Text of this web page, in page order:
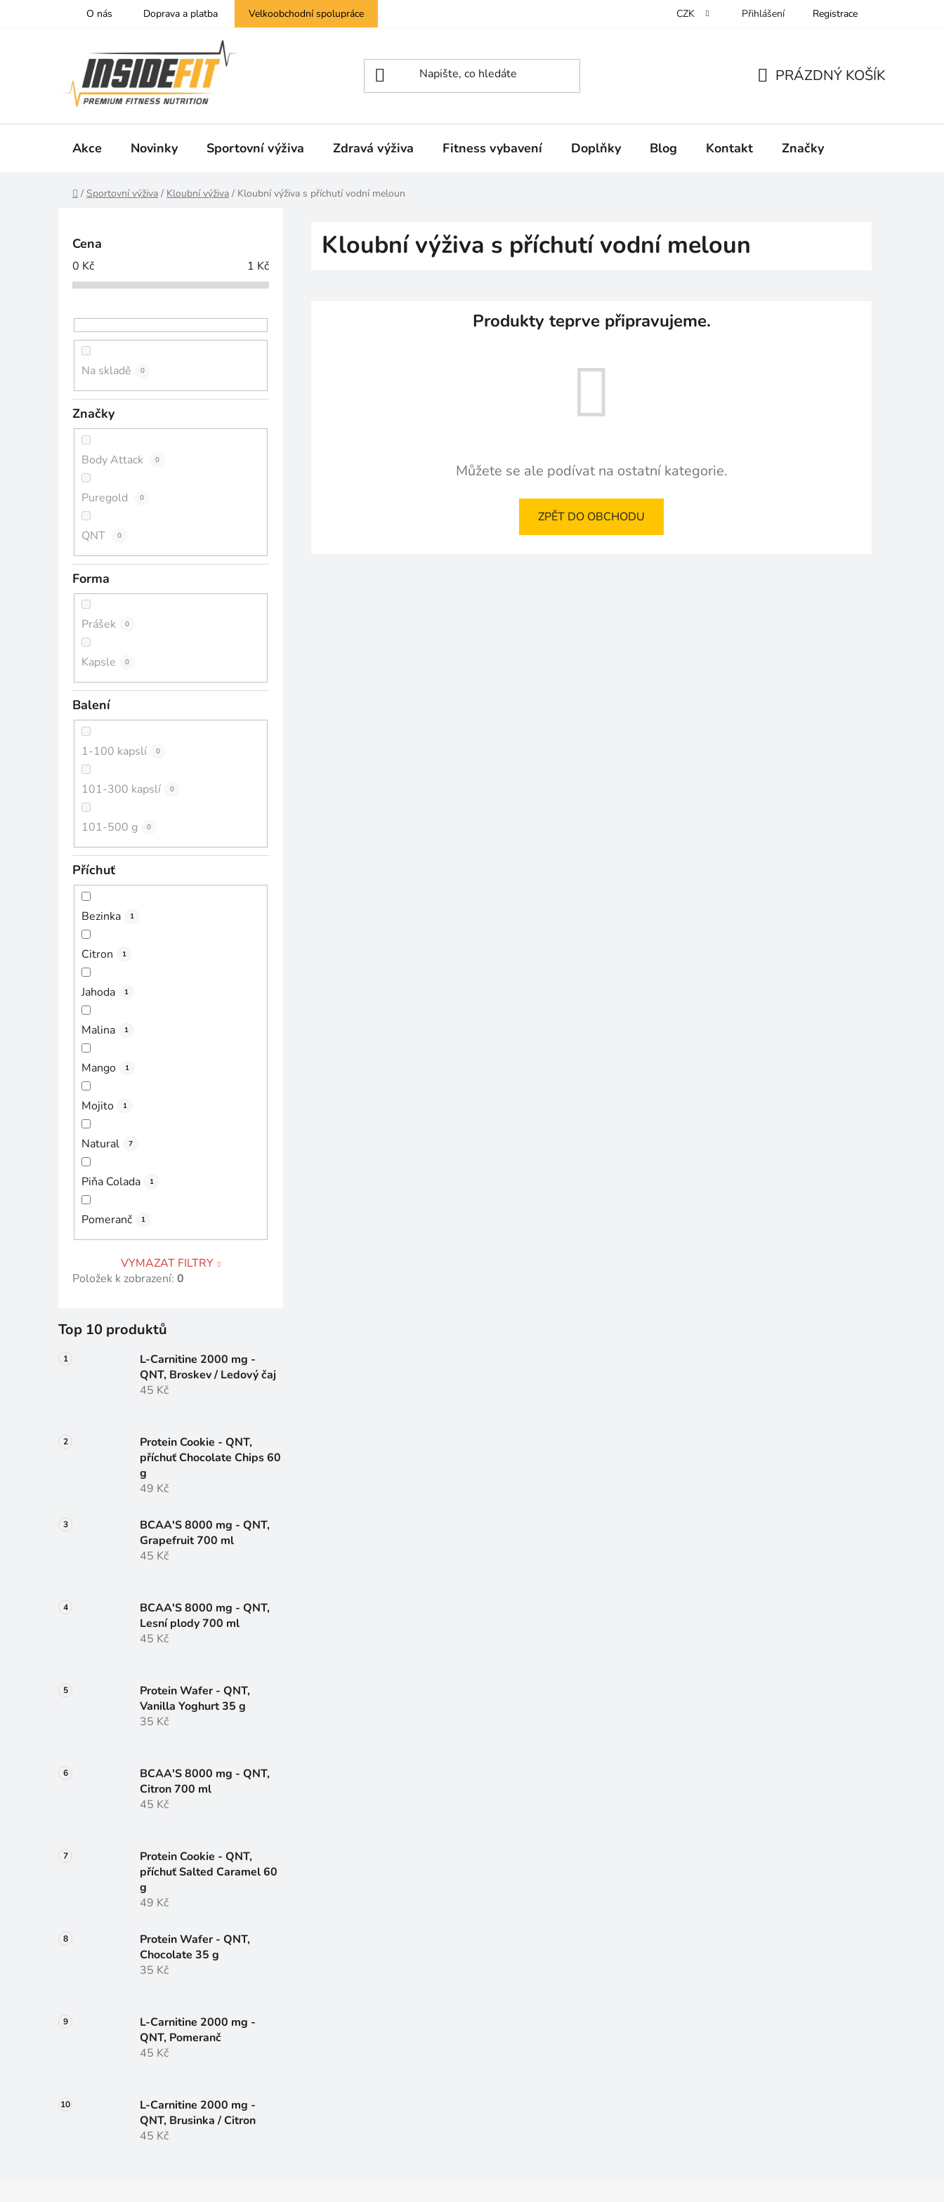
O nás Doprava a platba Velkoobchodní spolupráce CZK Přihlášení Registrace
KOŠÍK
PRÁZDNÝ KOŠÍK
Akce Novinky Sportovní výživa Zdravá výživa Fitness vybavení Doplňky Blog Kontakt Značky
Domů
/ Sportovní výživa / Kloubní výživa / Kloubní výživa s příchutí vodní meloun
Cena
0 Kč 1 Kč
Na skladě 0
Značky
Body Attack 0
Puregold 0
QNT 0
Forma
Prášek 0
Kapsle 0
Balení
1-100 kapslí 0
101-300 kapslí 0
101-500 g 0
Příchuť
Bezinka 1
Citron 1
Jahoda 1
Malina 1
Mango 1
Mojito 1
Natural 7
Piňa Colada 1
Pomeranč 1
VYMAZAT FILTRY
Položek k zobrazení: 0
Top 10 produktů
L-Carnitine 2000 mg -
QNT, Broskev / Ledový čaj
45 Kč
Protein Cookie - QNT,
příchuť Chocolate Chips 60
g
49 Kč
BCAA'S 8000 mg - QNT,
Grapefruit 700 ml
45 Kč
BCAA'S 8000 mg - QNT,
Lesní plody 700 ml
45 Kč
Protein Wafer - QNT,
Vanilla Yoghurt 35 g
35 Kč
BCAA'S 8000 mg - QNT,
Citron 700 ml
45 Kč
Protein Cookie - QNT,
příchuť Salted Caramel 60
g
49 Kč
Protein Wafer - QNT,
Chocolate 35 g
35 Kč
L-Carnitine 2000 mg -
QNT, Pomeranč
45 Kč
L-Carnitine 2000 mg -
QNT, Brusinka / Citron
45 Kč
Kloubní výživa s příchutí vodní meloun
Produkty teprve připravujeme.
Můžete se ale podívat na ostatní kategorie.
ZPĚT DO OBCHODU